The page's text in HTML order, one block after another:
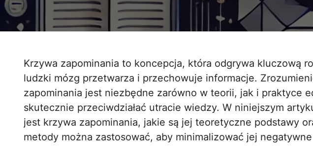
Krzywa zapominania to koncepcja, która odgrywa kluczową rolę w zrozumieniu, jak
ludzki mózg przetwarza i przechowuje informacje.
zapominania jest niezbędne zarówno w teorii, jak i praktyce
skutecznie przeciwdziałać utracie wiedzy. W niniejszym
jest krzywa zapominania, jakie są jej teoretyczne podstawy
metody można zastosować, aby minimalizować jej